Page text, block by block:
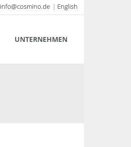
| English
info@cosmino.de
UNTERNEHMEN